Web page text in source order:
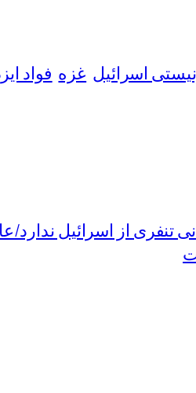
اسرائیل غزه فواد
تنفری از اسرائیل